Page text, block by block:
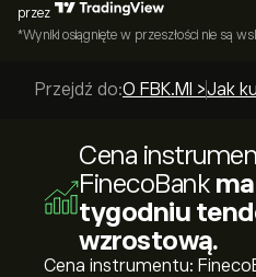
przez
*Wyniki osiągnięte w przeszłości nie są
Przejdź do:O FBK.MI >Jak
Cena
FinecoBank
tygodniu
wzrostową.
Cena instrumentu: